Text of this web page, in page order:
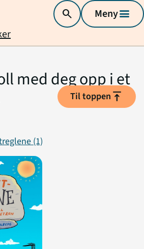
search Menymenu
med deg opp i et
(1)
Til toppen vertical_align_top